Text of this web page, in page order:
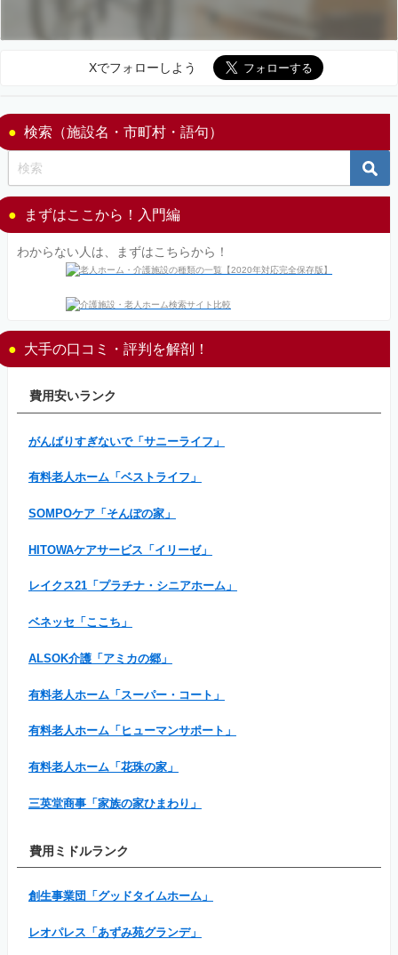
Xでフォローしよう
検索（施設名・市町村・語句）
まずはここから！入門編
わからない人は、まずはこちらから！
大手の口コミ・評判を解剖！
費用安いランク
がんばりすぎないで「サニーライフ」
有料老人ホーム「ベストライフ」
SOMPOケア「そんぽの家」
HITOWAケアサービス「イリーゼ」
レイクス21「プラチナ・シニアホーム」
ベネッセ「ここち」
ALSOK介護「アミカの郷」
有料老人ホーム「スーパー・コート」
有料老人ホーム「ヒューマンサポート」
有料老人ホーム「花珠の家」
三英堂商事「家族の家ひまわり」
費用ミドルランク
創生事業団「グッドタイムホーム」
レオパレス「あずみ苑グランデ」